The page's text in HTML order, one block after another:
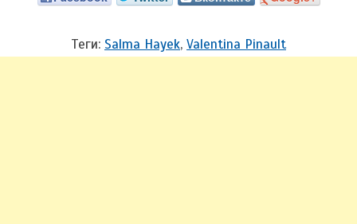
Теги: Salma Hayek, Valentina Pinault